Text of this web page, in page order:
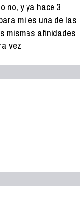
no, y ya hace 3
mi es una de las
mismas afinidades
vez